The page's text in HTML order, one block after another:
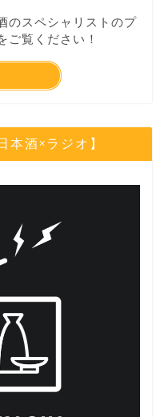
のスペシャリストのプ
ご覧ください！
本酒×ラジオ】